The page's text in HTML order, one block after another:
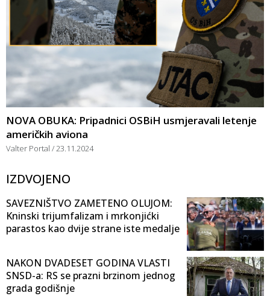
NOVA OBUKA: Pripadnici OSBiH usmjeravali letenje
američkih aviona
Valter Portal 23.11.2024
IZDVOJENO
SAVEZNIŠTVO ZAMETENO OLUJOM:
Kninski trijumfalizam i mrkonjićki
parastos kao dvije strane iste medalje
NAKON DVADESET GODINA VLASTI
SNSD-a: RS se prazni brzinom jednog
grada godišnje